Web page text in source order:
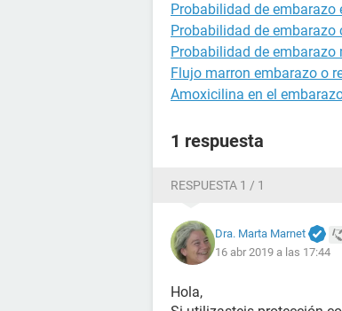
Probabilidad de embarazo
Probabilidad de embarazo
Probabilidad de embarazo
Flujo marron embarazo o
Amoxicilina en el
1 respuesta
RESPUESTA 1 / 1
Dra. Marta Marnet
16 abr 2019 a las 17:44
Hola,